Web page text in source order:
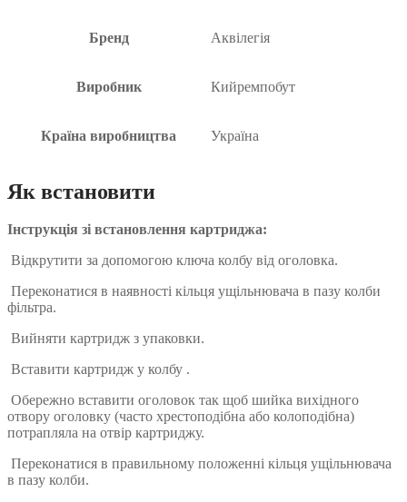
Бренд Аквілегія
Виробник Кийремпобут
Країна виробництва Україна
Як встановити
Інструкція зі встановлення картриджа:
Відкрутити за допомогою ключа колбу від оголовка.
Переконатися в наявності кільця ущільнювача в пазу колби
фільтра.
Вийняти картридж з упаковки.
Вставити картридж у колбу .
Обережно вставити оголовок так щоб шийка вихідного
отвору оголовку (часто хрестоподібна або колоподібна)
потрапляла на отвір картриджу.
Переконатися в правильному положенні кільця ущільнювача
в пазу колби.